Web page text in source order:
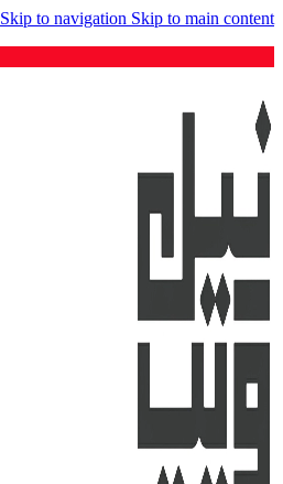
Skip to navigation Skip to main content